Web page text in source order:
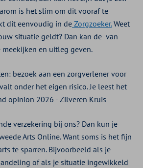
is het slim om dit vooraf te
dit eenvoudig in de Zorgzoeker.Weet
situatie geldt? Dan kan de van
en uitleg geven.
bezoek aan een zorgverlener voor
onder het eigen risico. Je leest het
opinion 2026 - Zilveren Kruis
verzekering bij ons? Dan kun je
Arts Online. Want soms is het fijn
te sparren. Bijvoorbeeld als je
of als je situatie ingewikkeld